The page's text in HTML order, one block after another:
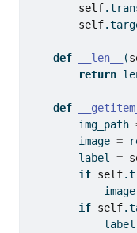
self
self
def __len__ (
return
def
        img_path
        image
=
        label
=
if self
            image
if self
            label